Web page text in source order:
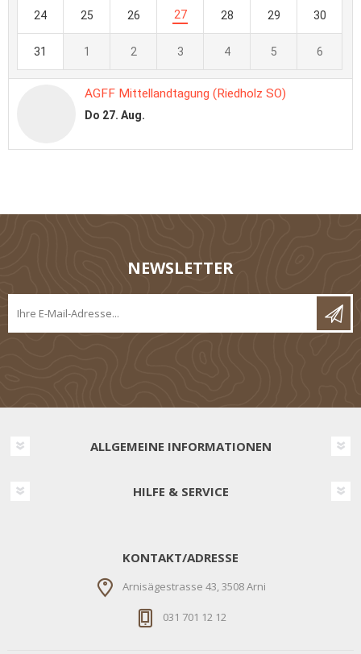
NEWSLETTER
ALLGEMEINE INFORMATIONEN
HILFE & SERVICE
KONTAKT/ADRESSE
Arnisägestrasse 43, 3508 Arni
031 701 12 12